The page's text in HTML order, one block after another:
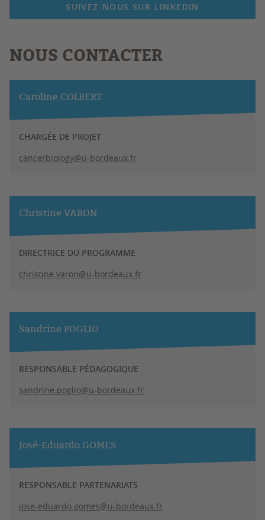
SUIVEZ-NOUS SUR LINKEDIN
NOUS CONTACTER
Caroline COLBERT
CHARGÉE DE PROJET
cancerbiology@u-bordeaux.fr
Christine VARON
DIRECTRICE DU PROGRAMME
christine.varon@u-bordeaux.fr
Sandrine POGLIO
RESPONSABLE PÉDAGOGIQUE
sandrine.poglio@u-bordeaux.fr
José-Eduardo GOMES
RESPONSABLE PARTENARIATS
jose-eduardo.gomes@u-bordeaux.fr